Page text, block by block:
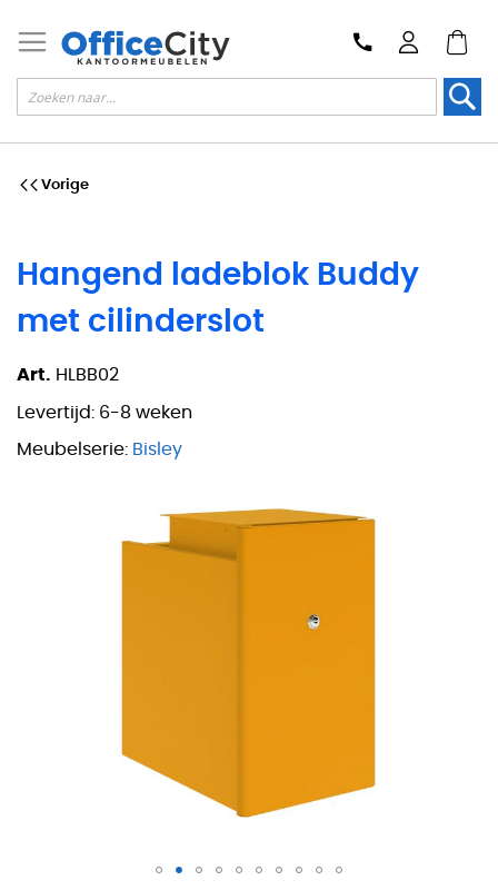
Hangend ladeblok Buddy
met cilinderslot
Art. HLBB02
Levertijd: 6-8 weken
Meubelserie: Bisley
Hangend ladeblok Buddy met cilinderslot
Vorige